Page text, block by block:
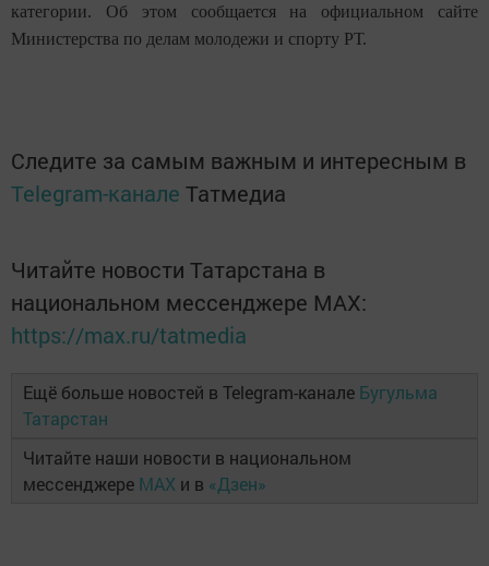
категории. Об этом сообщается на официальном сайте
Министерства по делам молодежи и спорту РТ.
Следите за самым важным и интересным в
Telegram-канале Татмедиа
Читайте новости Татарстана в
национальном мессенджере MАХ:
https://max.ru/tatmedia
Ещё больше новостей в Telegram-канале Бугульма
Татарстан
Читайте наши новости в национальном
мессенджере MAX и в «Дзен»